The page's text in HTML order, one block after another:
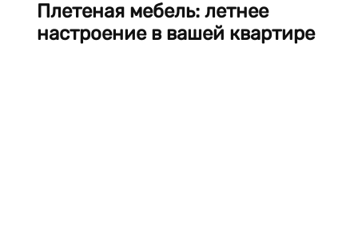
Плетеная мебель: летнее
настроение в вашей квартире